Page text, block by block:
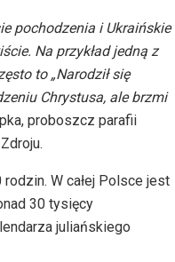
pochodzenia i Ukraińskie
Na przykład jedną z
to „Narodził się
Chrystusa, ale brzmi
proboszcz parafii
W całej Polsce jest
30 tysięcy
juliańskiego